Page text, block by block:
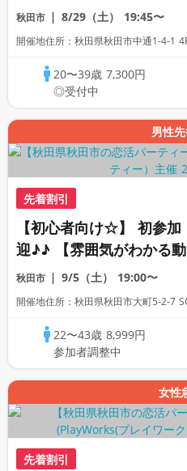
な出会い～
秋田市 8/29（土） 19:45〜
開催地住所：秋田県秋田市中通1-4-1
20〜39歳 7,300円
◎受付中
男性
先着割引
【初心者向け☆】 初参
迎♪♪ 【雰囲気がわかる
プレミアム街コン
秋田市 9/5（土） 19:00〜
開催地住所：秋田県秋田市大町5-2-7
22〜43歳 8,999円
参加者調整中
女性
先着割引